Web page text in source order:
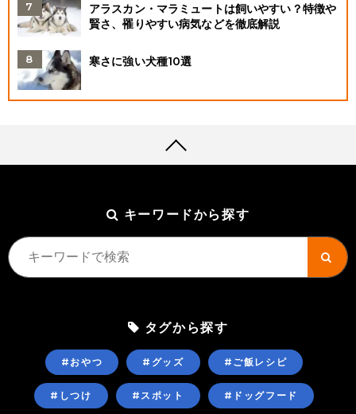
アラスカン・マラミュートは飼いやすい？特徴や
賢さ、罹りやすい病気などを徹底解説
寒さに強い犬種10選
キーワードから探す
タグから探す
#おやつ #グッズ #ご飯レシピ
#しつけ #スポット #ドッグフード